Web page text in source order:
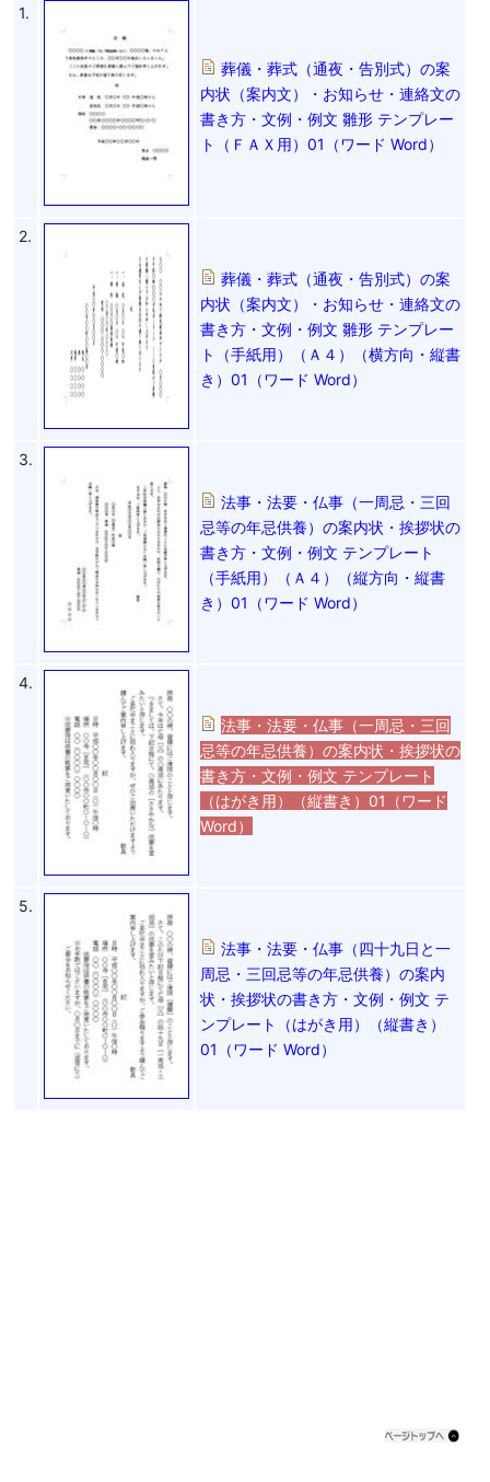
1.
葬儀・葬式（通夜・告別式）の案
内状（案内文）・お知らせ・連絡文の
書き方・文例・例文 雛形 テンプレー
ト（ＦＡＸ用）01（ワード Word）
2.
葬儀・葬式（通夜・告別式）の案
内状（案内文）・お知らせ・連絡文の
書き方・文例・例文 雛形 テンプレー
ト（手紙用）（Ａ４）（横方向・縦書
き）01（ワード Word）
3.
法事・法要・仏事（一周忌・三回
忌等の年忌供養）の案内状・挨拶状の
書き方・文例・例文 テンプレート
（手紙用）（Ａ４）（縦方向・縦書
き）01（ワード Word）
4.
法事・法要・仏事（一周忌・三回
忌等の年忌供養）の案内状・挨拶状の
書き方・文例・例文 テンプレート
（はがき用）（縦書き）01（ワード
Word）
5.
法事・法要・仏事（四十九日と一
周忌・三回忌等の年忌供養）の案内
状・挨拶状の書き方・文例・例文 テ
ンプレート（はがき用）（縦書き）
01（ワード Word）